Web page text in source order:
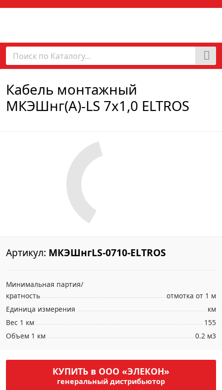
Кабель монтажный
МКЭШнг(А)-LS 7х1,0 ELTROS
Артикул: МКЭШнгLS-0710-ELTROS
Минимальная партия/
кратность
отмотка от 1 м
Единица измерения
км
Вес 1 км
155
Объем 1 км
0.2 м3
КУПИТЬ в ООО «ЭЛЕКОН»
генеральный дистрибьютор